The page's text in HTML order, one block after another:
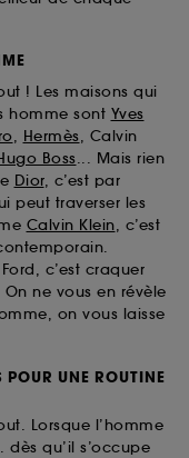
! Les maisons qui
homme sont Yves
, Hermès, Calvin
Boss... Mais rien
Dior, c’est par
peut traverser les
Calvin Klein, c’est
c’est craquer
ne vous en révèle
on vous laisse
UNE ROUTINE
Lorsque l’homme
qu’il s’occupe